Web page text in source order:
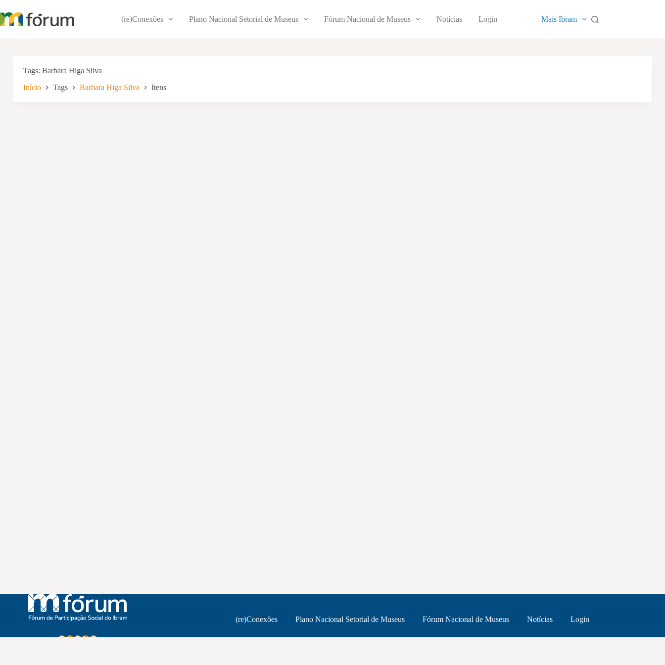
para
o
(re)Conexões Plano Nacional Setorial de Museus Fórum Nacional de Museus Notícias Login Mais Ibram
Tags Barbara Higa Silva
Início Tags Barbara Higa Silva Itens
Instagram
Youtube
Facebook
X WhatsApp
(re)Conexões Plano Nacional Setorial de Museus Fórum Nacional de Museus Notícias Login